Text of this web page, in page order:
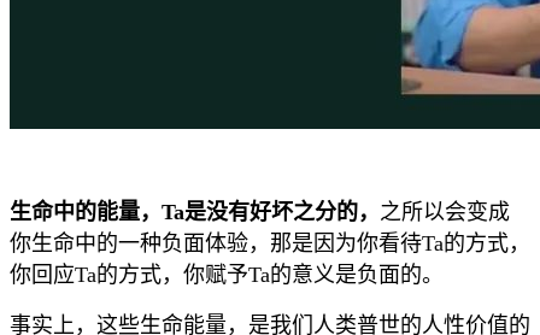
生命中的能量，Ta是没有好坏之分的， 之所以会变成
你生命中的一种负面体验，那是因为你看待Ta的方式，
你回应Ta的方式，你赋予Ta的意义是负面的。
事实上，这些生命能量，是我们人类普世的人性价值的